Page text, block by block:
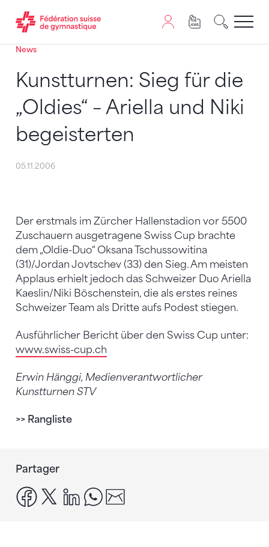
Passer au contenu
Naviguer vers le plan du siten
JavaScript est nécessaire pour naviguer sur ce site.
News
Kunstturnen: Sieg für die
„Oldies“ – Ariella und Niki
begeisterten
05.11.2006
Der erstmals im Zürcher Hallenstadion vor 5500
Zuschauern ausgetragene Swiss Cup brachte
dem „Oldie-Duo“ Oksana Tschussowitina
(31)/Jordan Jovtschev (33) den Sieg. Am meisten
Applaus erhielt jedoch das Schweizer Duo Ariella
Kaeslin/Niki Böschenstein, die als erstes reines
Schweizer Team als Dritte aufs Podest stiegen.
Ausführlicher Bericht über den Swiss Cup unter:
www.swiss-cup.ch
Erwin Hänggi, Medienverantwortlicher
Kunstturnen STV
>> Rangliste
Partager
facebook
x linkedinwhatsapp